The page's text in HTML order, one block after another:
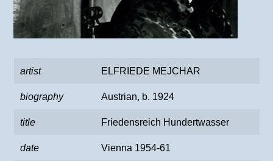
artist ELFRIEDE MEJCHAR
biography Austrian, b. 1924
title Friedensreich Hundertwasser
date Vienna 1954-61